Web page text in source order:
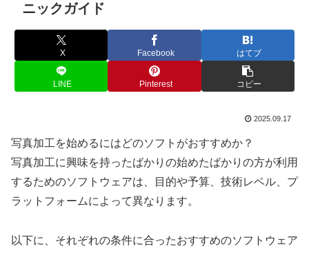
ニックガイド
X Facebook はてブ
LINE Pinterest コピー
2025.09.17
写真加工を始めるにはどのソフトがおすすめか？
写真加工に興味を持ったばかりの始めたばかりの方が利用
するためのソフトウェアは、目的や予算、技術レベル、プ
ラットフォームによって異なります。
以下に、それぞれの条件に合ったおすすめのソフトウェア